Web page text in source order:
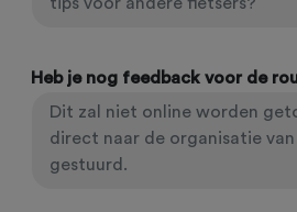
Heb je nog feedback voor de